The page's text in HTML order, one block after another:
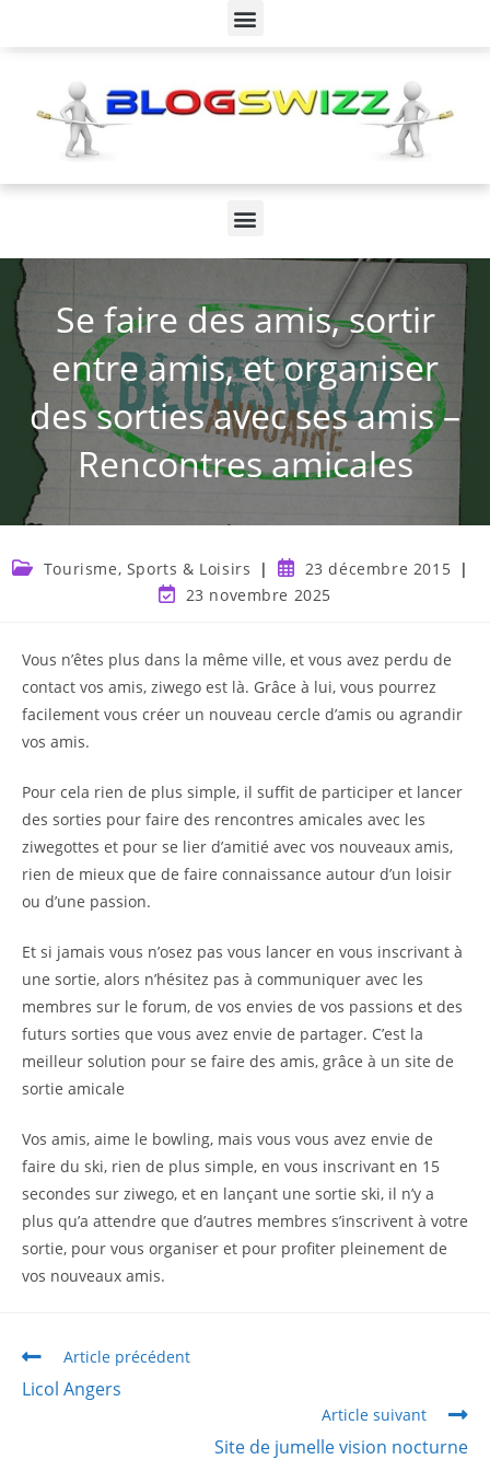
Se faire des amis, sortir
entre amis, et organiser
des sorties avec ses amis –
Rencontres amicales
Tourisme, Sports & Loisirs
23 décembre 2015
23 novembre 2025
Vous n’êtes plus dans la même ville, et vous avez perdu de
contact vos amis, ziwego est là. Grâce à lui, vous pourrez
facilement vous créer un nouveau cercle d’amis ou agrandir
vos amis.
Pour cela rien de plus simple, il suffit de participer et lancer
des sorties pour faire des rencontres amicales avec les
ziwegottes et pour se lier d’amitié avec vos nouveaux amis,
rien de mieux que de faire connaissance autour d’un loisir
ou d’une passion.
Et si jamais vous n’osez pas vous lancer en vous inscrivant à
une sortie, alors n’hésitez pas à communiquer avec les
membres sur le forum, de vos envies de vos passions et des
futurs sorties que vous avez envie de partager. C’est la
meilleur solution pour se faire des amis, grâce à un site de
sortie amicale
Vos amis, aime le bowling, mais vous vous avez envie de
faire du ski, rien de plus simple, en vous inscrivant en 15
secondes sur ziwego, et en lançant une sortie ski, il n’y a
plus qu’a attendre que d’autres membres s’inscrivent à votre
sortie, pour vous organiser et pour profiter pleinement de
vos nouveaux amis.
Article précédent
Licol Angers
Article suivant
Site de jumelle vision nocturne